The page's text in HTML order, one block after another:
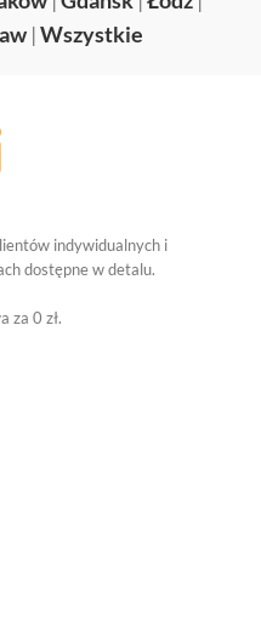
|Wszystkie
indywidualnych i
dostępne w detalu.
za 0 zł.